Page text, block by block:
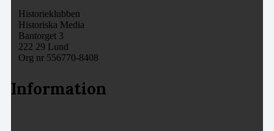
Historieklubben
Historiska Media
Bantorget 3
222 29 Lund
Org nr 556770-8408
Information